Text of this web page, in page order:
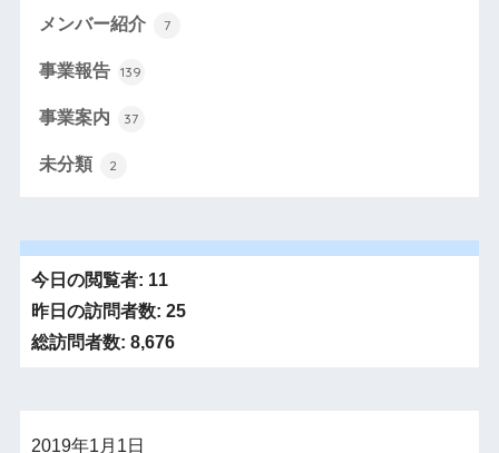
メンバー紹介 7
事業報告 139
事業案内 37
未分類 2
今日の閲覧者: 11
昨日の訪問者数: 25
総訪問者数: 8,676
2019年1月1日